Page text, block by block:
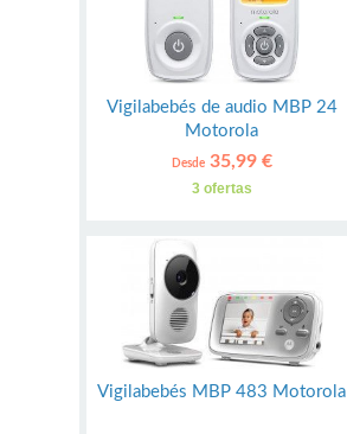
Vigilabebés de audio MBP 24
Motorola
Desde35,99 €
3 ofertas
Vigilabebés MBP 483 Motorola